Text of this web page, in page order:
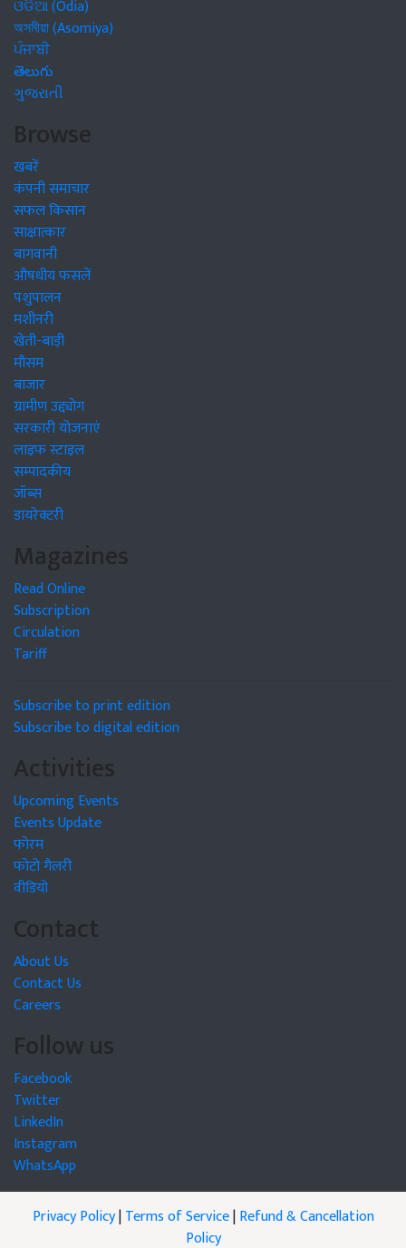
ଓଡିଆ (Odia)
অসমীয়া (Asomiya)
ਪੰਜਾਬੀ
తెలుగు
ગુજરાતી
Browse
खबरें
कंपनी समाचार
सफल किसान
साक्षात्कार
बागवानी
औषधीय फसलें
पशुपालन
मशीनरी
खेती-बाड़ी
मौसम
बाजार
ग्रामीण उद्द्योग
सरकारी योजनाएं
लाइफ स्टाइल
सम्पादकीय
जॉब्स
डायरेक्टरी
Magazines
Read Online
Subscription
Circulation
Tariff
Subscribe to print edition
Subscribe to digital edition
Activities
Upcoming Events
Events Update
फोरम
फोटो गैलरी
वीडियो
Contact
About Us
Contact Us
Careers
Follow us
Facebook
Twitter
LinkedIn
Instagram
WhatsApp
Privacy Policy|Terms of Service|Refund & Cancellation
Policy